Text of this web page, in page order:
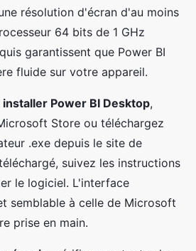
résolution d'écran d'au moins
64 bits de 1 GHz
garantissent que Power BI
fluide sur votre appareil.
Power BI Desktop,
Store ou téléchargez
.exe depuis le site de
suivez les instructions
le logiciel. L'interface
semblable à celle de Microsoft
prise en main.